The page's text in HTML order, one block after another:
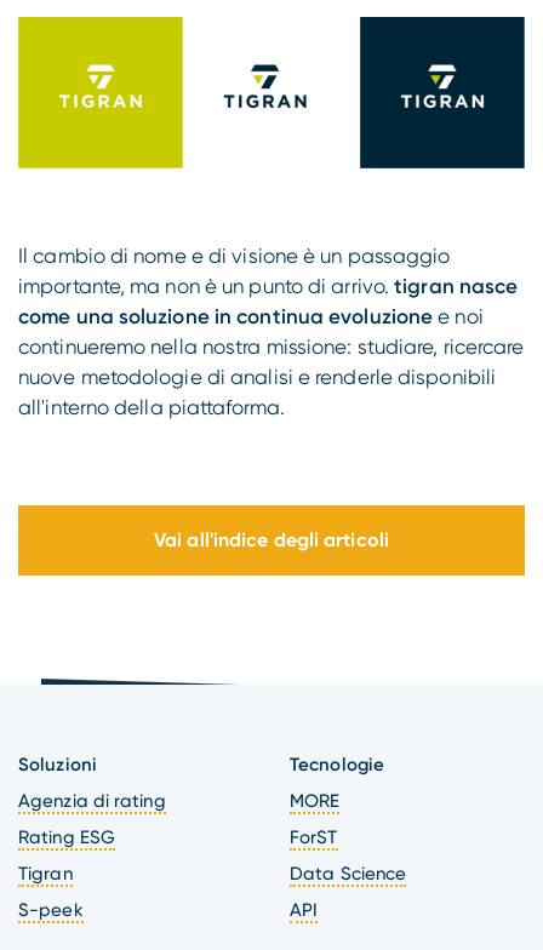
Il cambio di nome e di visione è un passaggio
importante, ma non è un punto di arrivo.tigran nasce
come una soluzione in continua evoluzione e noi
continueremo nella nostra missione: studiare, ricercare
nuove metodologie di analisi e renderle disponibili
all'interno della piattaforma.
Vai all'indice degli articoli
Soluzioni
Agenzia di rating
Rating ESG
Tigran
S-peek
Tecnologie
MORE
ForST
Data Science
API